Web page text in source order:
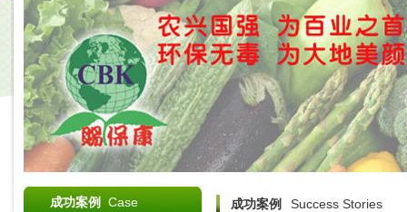
成功案例 Case 成功案例 Success Stories